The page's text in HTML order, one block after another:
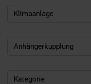
Klimaanlage
Anhängerkupplung
Kategorie